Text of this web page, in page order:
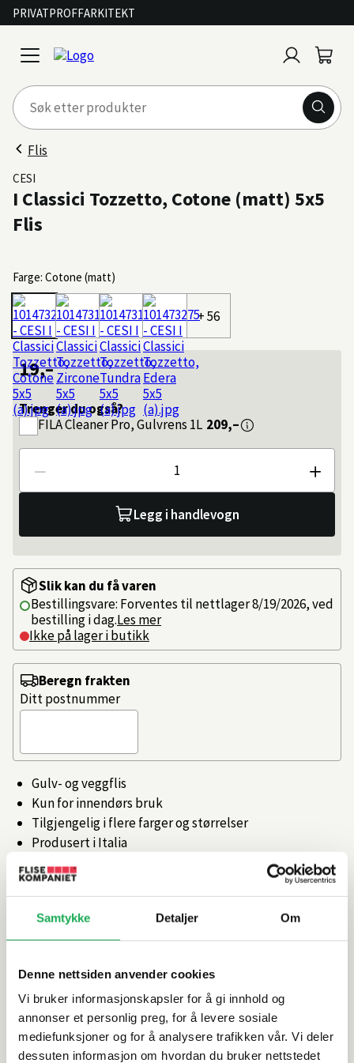
Samtykke Detaljer Om
Denne nettsiden anvender cookies
Vi bruker informasjonskapsler for å gi innhold og
annonser et personlig preg, for å levere sosiale
mediefunksjoner og for å analysere trafikken vår. Vi deler
dessuten informasjon om hvordan du bruker nettstedet
PRIVATPROFFARKITEKT
open
menu
inn
Flis
CESI
I Classici Tozzetto, Cotone (matt) 5x5
Flis
Farge: Cotone (matt)
+ 56
19,–
Trenger du også?
FILACleaner Pro, Gulvrens 1L 209,–
Antall
Legg i handlevogn
Slik kan du få varen
Bestillingsvare: Forventes til nettlager 8/19/2026, ved
bestilling i dag.Les mer
Ikke på lager i butikk
Gulv- og veggflis
Kun for innendørs bruk
Tilgjengelig i flere farger og størrelser
Produsert i Italia
Artikkelnr.101473260
Beregn frakten
Ditt postnummer
Produktinformasjon
Spesifikasjoner
Rengjøring og vedlikehold